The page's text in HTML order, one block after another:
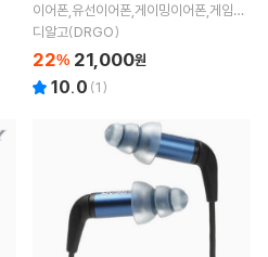
이어폰,유선이어폰,게이밍이어폰,게임용
이어폰
디알고(DRGO)
22% 21,000원
10.0 (1)